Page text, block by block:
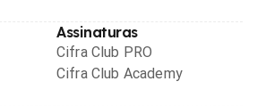
Assinaturas
Cifra Club PRO
Cifra Club Academy